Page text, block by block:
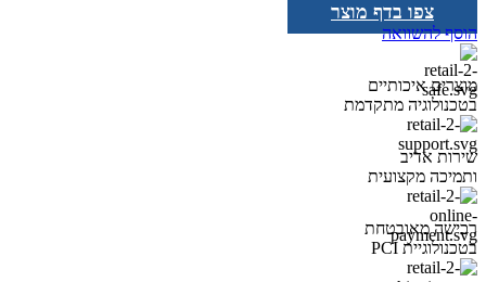
צפו בדף מוצר
הוסף להשוואה
מוצרים איכותיים
בטכנולוגיה מתקדמת
שירות אדיב
ותמיכה מקצועית
רכישה מאובטחת
בטכנולוגיית PCI